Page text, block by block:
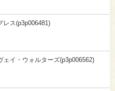
レス(p3p006481)
ェイ・ウォルターズ(p3p006562)